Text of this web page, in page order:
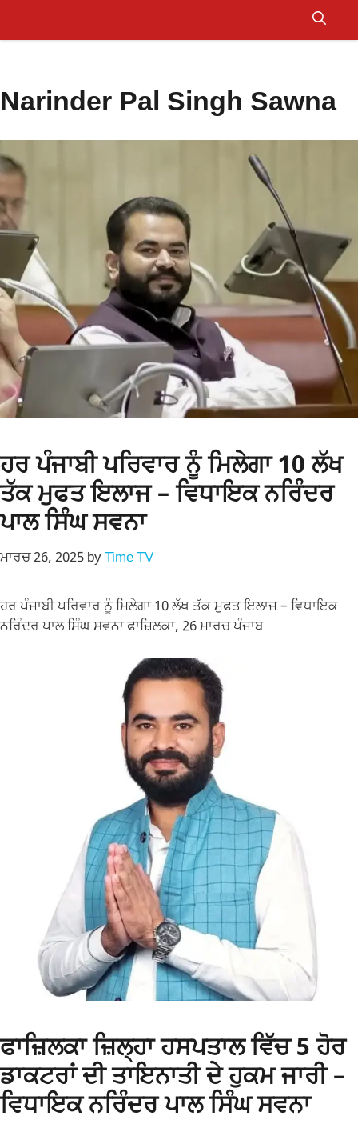
Menu
Narinder Pal Singh Sawna
ਹਰ ਪੰਜਾਬੀ ਪਰਿਵਾਰ ਨੂੰ ਮਿਲੇਗਾ 10 ਲੱਖ
ਤੱਕ ਮੁਫਤ ਇਲਾਜ – ਵਿਧਾਇਕ ਨਰਿੰਦਰ
ਪਾਲ ਸਿੰਘ ਸਵਨਾ
ਮਾਰਚ 26, 2025 byTime TV
ਹਰ ਪੰਜਾਬੀ ਪਰਿਵਾਰ ਨੂੰ ਮਿਲੇਗਾ 10 ਲੱਖ ਤੱਕ ਮੁਫਤ ਇਲਾਜ – ਵਿਧਾਇਕ
ਨਰਿੰਦਰ ਪਾਲ ਸਿੰਘ ਸਵਨਾ ਫਾਜ਼ਿਲਕਾ, 26 ਮਾਰਚ ਪੰਜਾਬ
ਫਾਜ਼ਿਲਕਾ ਜ਼ਿਲ੍ਹਾ ਹਸਪਤਾਲ ਵਿੱਚ 5 ਹੋਰ
ਡਾਕਟਰਾਂ ਦੀ ਤਾਇਨਾਤੀ ਦੇ ਹੁਕਮ ਜਾਰੀ –
ਵਿਧਾਇਕ ਨਰਿੰਦਰ ਪਾਲ ਸਿੰਘ ਸਵਨਾ